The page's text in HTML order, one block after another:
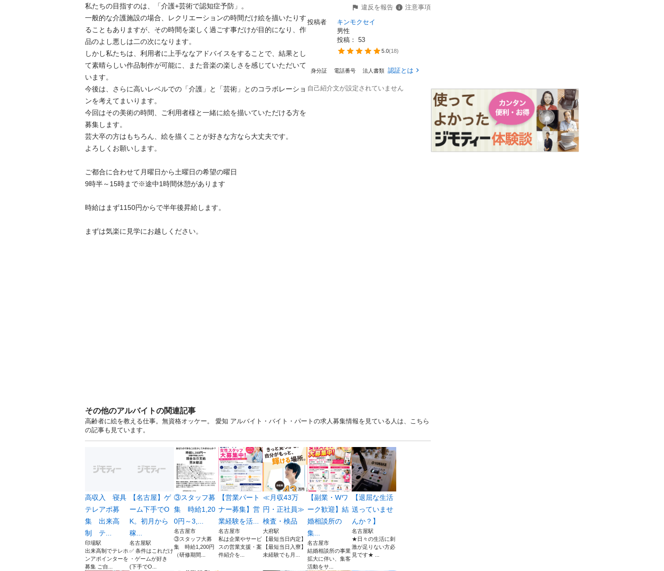
私たちの目指すのは、「介護+芸術で認知症予防」。
一般的な介護施設の場合、レクリエーションの時間だけ絵を描いたりす
ることもありますが、その時間を楽しく過ごす事だけが目的になり、作
品のよし悪しは二の次になります。
しかし私たちは、利用者に上手ななアドバイスをすることで、結果とし
て素晴らしい作品制作が可能に、また音楽の楽しさを感じていただいて
います。
今後は、さらに高いレベルでの「介護」と「芸術」とのコラボレーショ
ンを考えてまいります。
今回はその美術の時間、ご利用者様と一緒に絵を描いていただける方を
募集します。
芸大卒の方はもちろん、絵を描くことが好きな方なら大丈夫です。
よろしくお願いします。
ご都合に合わせて月曜日から土曜日の希望の曜日
9時半～15時まで※途中1時間休憩があります
時給はまず1150円からで半年後昇給します。
まずは気楽に見学にお越しください。
違反を報告
注意事項
投稿者
キンモクセイ
男性
投稿： 53
5.0(18)
身分証 電話番号 法人書類 認証とは
自己紹介文が設定されていません
その他のアルバイトの関連記事
高齢者に絵を教える仕事。無資格オッケー。 愛知 アルバイト・バイト・パートの求人募集情報を見ている人は、こちら
の記事も見ています。
高収入 寝具
テレアポ募
集 出来高
制 テ...
印場駅
出来高制でテレホ
ンアポインターを
募集 ご自...
【名古屋】ゲ
ーム下手でO
K。初月から
稼...
名古屋駅
✅ 条件はこれだけ
・ゲームが好き
(下手でO...
③スタッフ募
集 時給1,20
0円～3,...
名古屋市
③スタッフ大募
集 時給1,200円
（研修期間...
【営業パート
ナー募集】営
業経験を活...
名古屋市
私は企業やサービ
スの営業支援・案
件紹介を...
≪月収43万
円・正社員≫
検査・検品
大府駅
【最短当日内定】
【最短当日入寮】
未経験でも月...
【副業・Wワ
ーク歓迎】結
婚相談所の
集...
名古屋市
結婚相談所の事業
拡大に伴い、集客
活動をサ...
【退屈な生活
送っていませ
んか？】
名古屋駅
★日々の生活に刺
激が足りない方必
見です★ ...